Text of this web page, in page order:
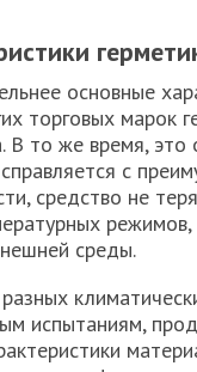
основные
торговых марок
В то же время,
с
средство не
среды.
испытаниям,